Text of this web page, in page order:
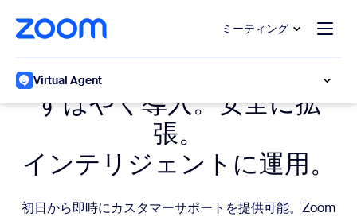
テンツへスキップ
ットへスキップ ミーティング
Virtual Agent
すばやく導入。安全に拡
張。
インテリジェントに運用。
初日から即時にカスタマーサポートを提供可能。Zoom